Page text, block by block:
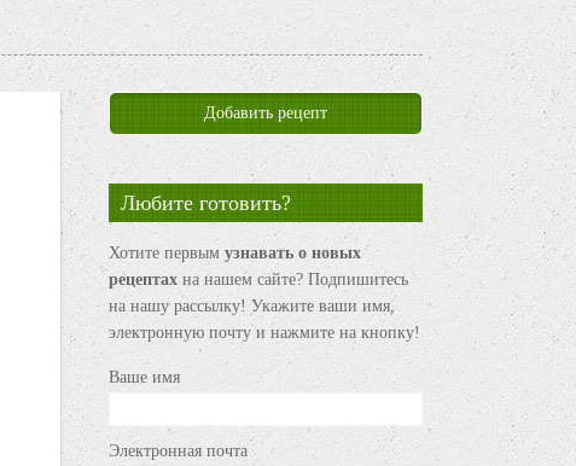
Добавить рецепт
Любите готовить?
Хотите первым узнавать о новых
рецептах на нашем сайте? Подпишитесь
на нашу рассылку! Укажите ваши имя,
электронную почту и нажмите на кнопку!
Ваше имя
Электронная почта